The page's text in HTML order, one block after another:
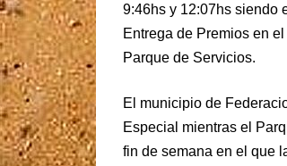
9:46hs y 12:07hs siendo
Entrega de Premios en
Parque de Servicios.
El municipio de
Especial mientras el
fin de semana en el que